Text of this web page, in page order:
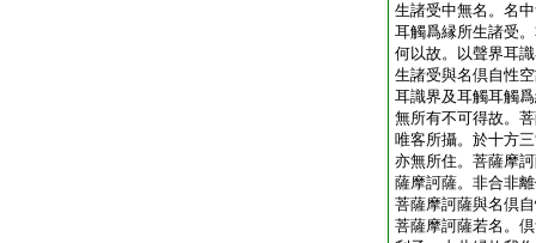
生諸受中無名。名
耳觸爲縁所生諸受
何以故。以聲界耳
生諸受與名倶自性
耳識界及耳觸耳觸
無所有不可得故。
唯客所攝。於十方
亦無所住。菩薩摩
薩摩訶薩。非合非
菩薩摩訶薩與名倶
菩薩摩訶薩若名。